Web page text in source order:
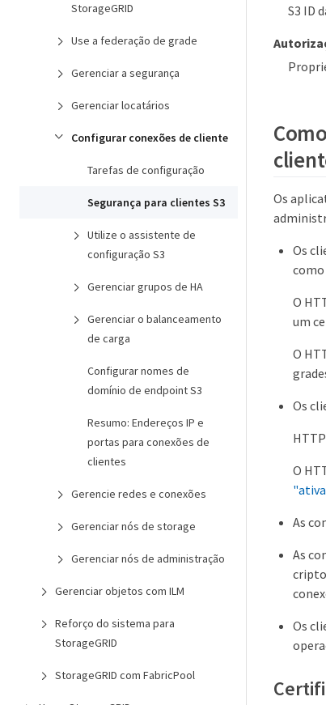
StorageGRID
Use a federação de grade
Gerenciar a segurança
Gerenciar locatários
Configurar conexões de cliente
Tarefas de configuração
Segurança para clientes S3
Utilize o assistente de
configuração S3
Gerenciar grupos de HA
Gerenciar o balanceamento
de carga
Configurar nomes de
domínio de endpoint S3
Resumo: Endereços IP e
portas para conexões de
clientes
Gerencie redes e conexões
Gerenciar nós de storage
Gerenciar nós de administração
Gerenciar objetos com ILM
Reforço do sistema para
StorageGRID
StorageGRID com FabricPool
S3 ID
Os
Os
como
O
um
O
Os
O
As
As
Os